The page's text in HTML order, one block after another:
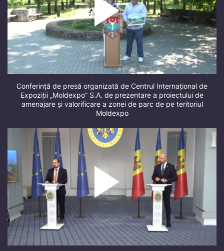
Conferință de presă organizată de Centrul Internațional de
Expoziții „Moldexpo” S.A. de prezentare a proiectului de
amenajare și valorificare a zonei de parc de pe teritoriul
Moldexpo